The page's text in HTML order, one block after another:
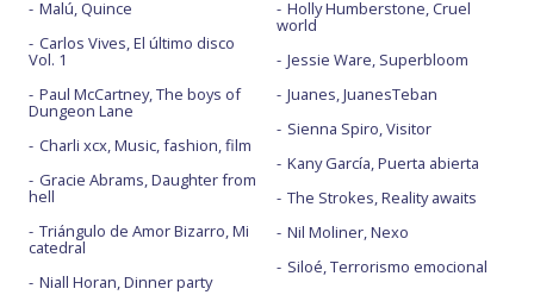
Malú, Quince
Carlos Vives, El último disco
Vol. 1
Paul McCartney, The boys of
Dungeon Lane
Charli xcx, Music, fashion, film
Gracie Abrams, Daughter from
hell
Triángulo de Amor Bizarro, Mi
catedral
Niall Horan, Dinner party
Holly Humberstone, Cruel
world
Jessie Ware, Superbloom
Juanes, JuanesTeban
Sienna Spiro, Visitor
Kany García, Puerta abierta
The Strokes, Reality awaits
Nil Moliner, Nexo
Siloé, Terrorismo emocional